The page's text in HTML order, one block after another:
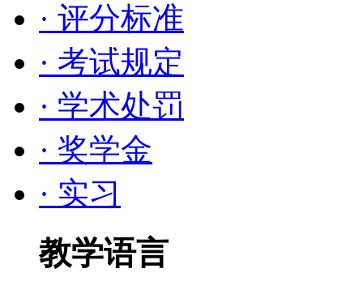
· 评分标准
· 考试规定
· 学术处罚
· 奖学金
· 实习
教学语言